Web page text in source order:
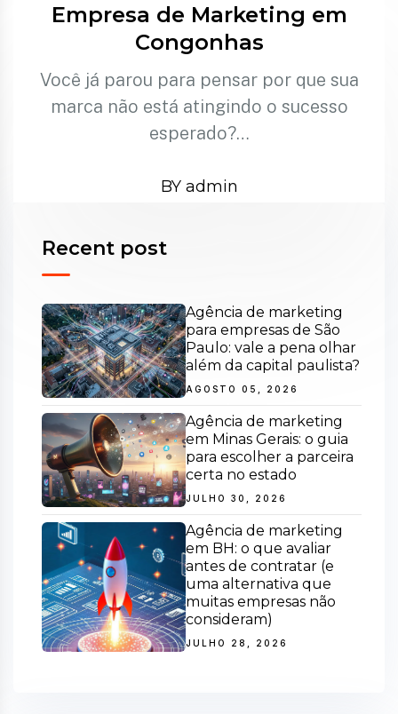
Empresa de Marketing em
Congonhas
Você já parou para pensar por que sua
marca não está atingindo o sucesso
esperado?…
BY admin
Recent post
Agência de marketing
para empresas de São
Paulo: vale a pena olhar
além da capital paulista?
AGOSTO 05, 2026
Agência de marketing
em Minas Gerais: o guia
para escolher a parceira
certa no estado
JULHO 30, 2026
Agência de marketing
em BH: o que avaliar
antes de contratar (e
uma alternativa que
muitas empresas não
consideram)
JULHO 28, 2026